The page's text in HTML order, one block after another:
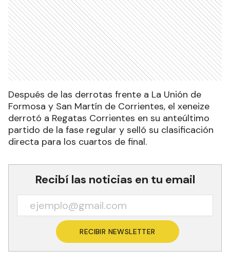
Después de las derrotas frente a La Unión de
Formosa y San Martín de Corrientes, el xeneize
derrotó a Regatas Corrientes en su anteúltimo
partido de la fase regular y selló su clasificación
directa para los cuartos de final.
Recibí las noticias en tu email
RECIBIR NEWSLETTER